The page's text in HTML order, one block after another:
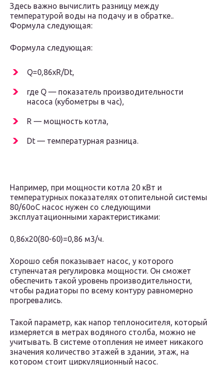
Здесь важно вычислить разницу между
температурой воды на подачу и в обратке..
Формула следующая:
Формула следующая:
Q=0,86хR/Dt,
где Q — показатель производительности
насоса (кубометры в час),
R — мощность котла,
Dt — температурная разница.
Например, при мощности котла 20 кВт и
температурных показателях отопительной системы
80/60oС насос нужен со следующими
эксплуатационными характеристиками:
0,86х20(80-60)=0,86 м3/ч.
Хорошо себя показывает насос, у которого
ступенчатая регулировка мощности. Он сможет
обеспечить такой уровень производительности,
чтобы радиаторы по всему контуру равномерно
прогревались.
Такой параметр, как напор теплоносителя, который
измеряется в метрах водяного столба, можно не
учитывать. В системе отопления не имеет никакого
значения количество этажей в здании, этаж, на
котором стоит циркуляционный насос.